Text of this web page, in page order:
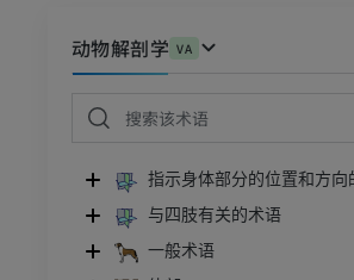
动物解剖学 VA
指示身体部分的位置和方向
与四肢有关的术语
一般术语